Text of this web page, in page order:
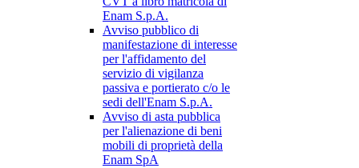
Enam S.p.A.
Avviso pubblico di
manifestazione di interesse
per l'affidamento del
servizio di vigilanza
passiva e portierato c/o le
sedi dell'Enam S.p.A.
Avviso di asta pubblica
per l'alienazione di beni
mobili di proprietà della
Enam SpA